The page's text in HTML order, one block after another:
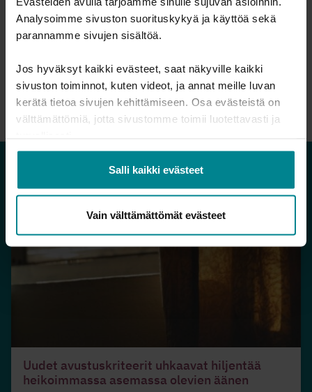
Analysoimme sivuston suorituskykyä ja käyttöä sekä
parannamme sivujen sisältöä.
Jos hyväksyt kaikki evästeet, saat näkyville kaikki
sivuston toiminnot, kuten videot, ja annat meille luvan
kerätä tietoa sivujen kehittämiseen. Osa evästeistä on
välttämättömiä, jotta sivustomme toimii luotettavasti ja
Salli kaikki evästeet
Vain välttämättömät evästeet
Jaa artikkeli:
Lue myös
Uudet avustuskriteerit uhkaavat hiljentää
heikoimmassa asemassa olevien äänen